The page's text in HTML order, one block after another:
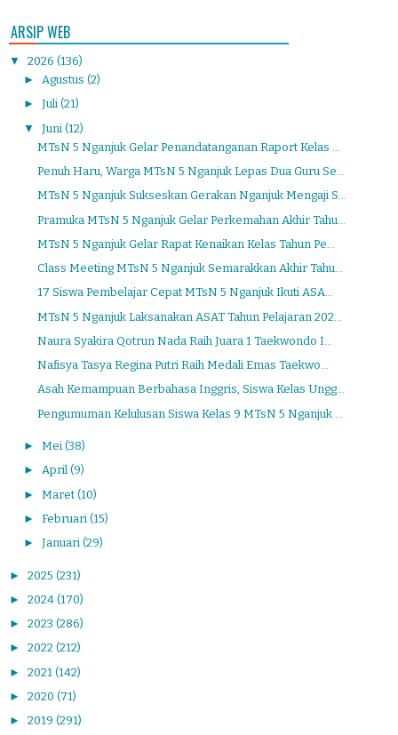
ARSIP WEB
▼ 2026 (136)
► Agustus (2)
► Juli (21)
▼ Juni (12)
MTsN 5 Nganjuk Gelar Penandatanganan Raport Kelas ...
Penuh Haru, Warga MTsN 5 Nganjuk Lepas Dua Guru Se...
MTsN 5 Nganjuk Sukseskan Gerakan Nganjuk Mengaji S...
Pramuka MTsN 5 Nganjuk Gelar Perkemahan Akhir Tahu...
MTsN 5 Nganjuk Gelar Rapat Kenaikan Kelas Tahun Pe...
Class Meeting MTsN 5 Nganjuk Semarakkan Akhir Tahu...
17 Siswa Pembelajar Cepat MTsN 5 Nganjuk Ikuti ASA...
MTsN 5 Nganjuk Laksanakan ASAT Tahun Pelajaran 202...
Naura Syakira Qotrun Nada Raih Juara 1 Taekwondo I...
Nafisya Tasya Regina Putri Raih Medali Emas Taekwo...
Asah Kemampuan Berbahasa Inggris, Siswa Kelas Ungg...
Pengumuman Kelulusan Siswa Kelas 9 MTsN 5 Nganjuk ...
► Mei (38)
► April (9)
► Maret (10)
► Februari (15)
► Januari (29)
► 2025 (231)
► 2024 (170)
► 2023 (286)
► 2022 (212)
► 2021 (142)
► 2020 (71)
► 2019 (291)